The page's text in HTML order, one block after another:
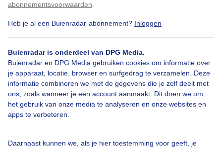
abonnementsvoorwaarden
Heb je al een Buienradar-abonnement? Inloggen
Buienradar is onderdeel van DPG Media.
Buienradar en DPG Media gebruiken cookies om informatie over
je apparaat, locatie, browser en surfgedrag te verzamelen. Deze
informatie combineren we met de gegevens die je zelf deelt met
ons, zoals wanneer je een account aanmaakt. Dit doen we om
het gebruik van onze media te analyseren en onze websites en
apps te verbeteren.
Daarnaast kunnen we, als je hier toestemming voor geeft, je
Bekijk slideshow
Een moment geduld aub...